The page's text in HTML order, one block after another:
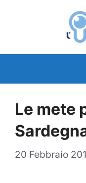
Le mete
20 Febbraio